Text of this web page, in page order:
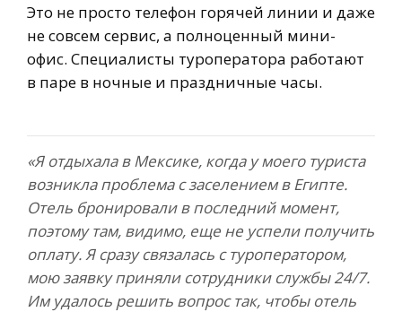
Это не просто телефон горячей линии и даже
не совсем сервис, а полноценный мини-
офис. Специалисты туроператора работают
в паре в ночные и праздничные часы.
«Я отдыхала в Мексике, когда у моего туриста
возникла проблема с заселением в Египте.
Отель бронировали в последний момент,
поэтому там, видимо, еще не успели получить
оплату. Я сразу связалась с туроператором,
мою заявку приняли сотрудники службы 24/7.
Им удалось решить вопрос так, чтобы отель